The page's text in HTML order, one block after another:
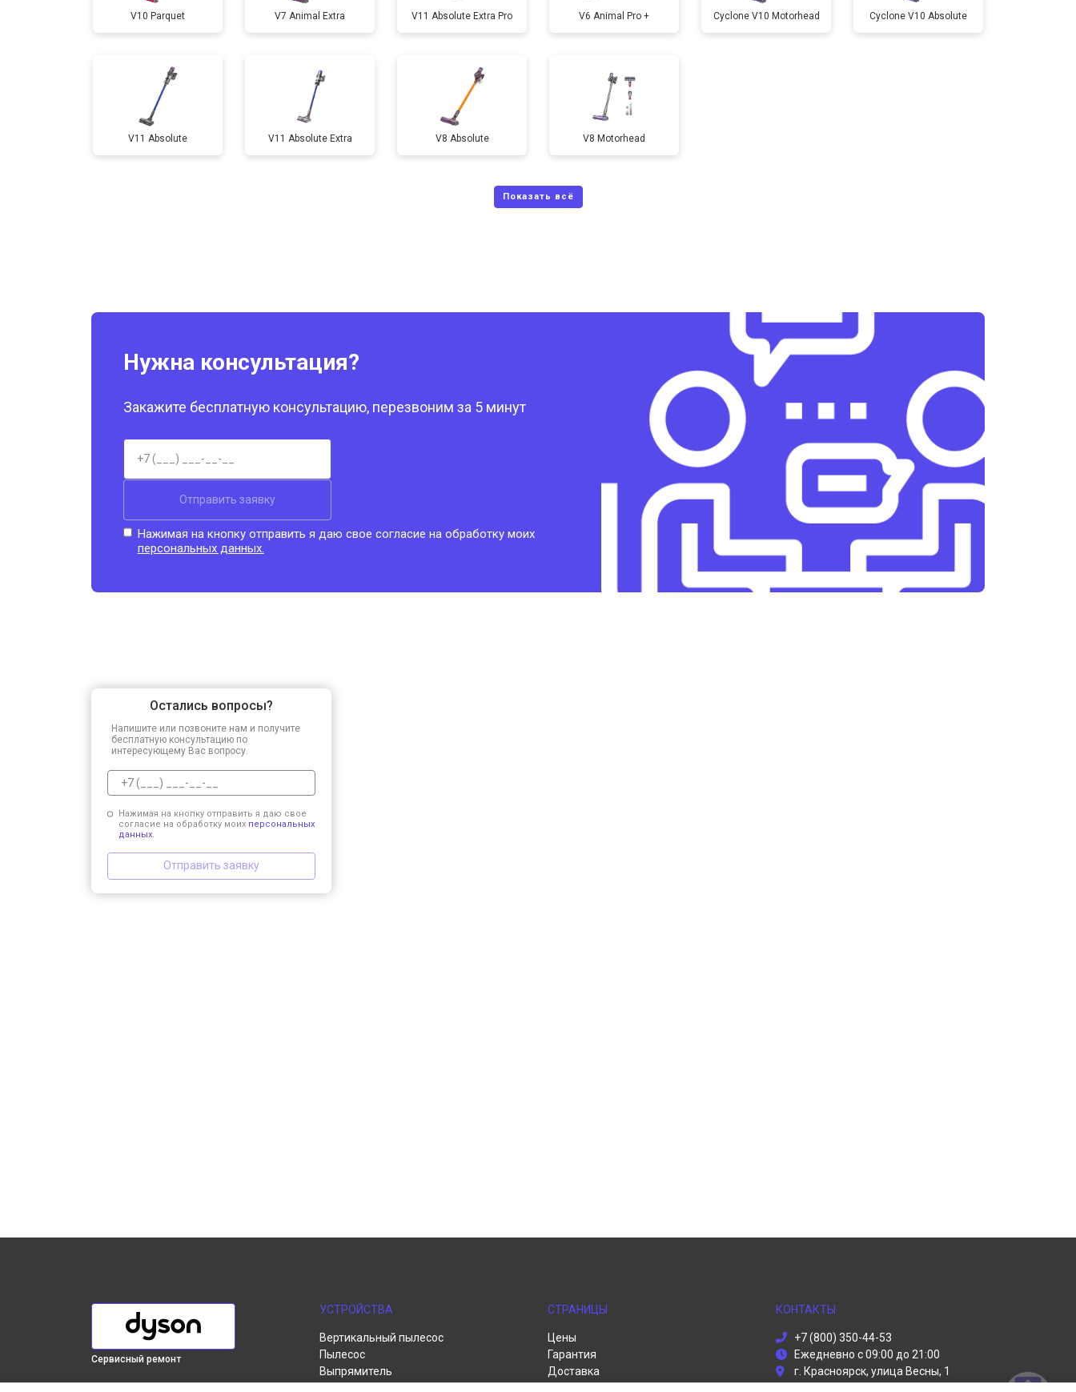
V10 Parquet V7 Animal Extra V11 Absolute Extra Pro V6 Animal Pro + Cyclone V10 Motorhead Cyclone V10 Absolute
V11 Absolute V11 Absolute Extra V8 Absolute V8 Motorhead
Нужна консультация?
Закажите бесплатную консультацию, перезвоним за 5 минут
Отправить заявку
Нажимая на кнопку отправить я даю свое согласие на обработку моих
персональных данных.
Остались вопросы?
Напишите или позвоните нам и получите
бесплатную консультацию по
интересующему Вас вопросу.
Нажимая на кнопку отправить я даю свое
согласие на обработку моих персональных
данных.
Отправить заявку
Сервисный ремонт
УСТРОЙСТВА
Вертикальный пылесос
Пылесос
Выпрямитель
СТРАНИЦЫ
Цены
Гарантия
Доставка
КОНТАКТЫ
+7 (800) 350-44-53
Ежедневно с 09:00 до 21:00
г. Красноярск, улица Весны, 1